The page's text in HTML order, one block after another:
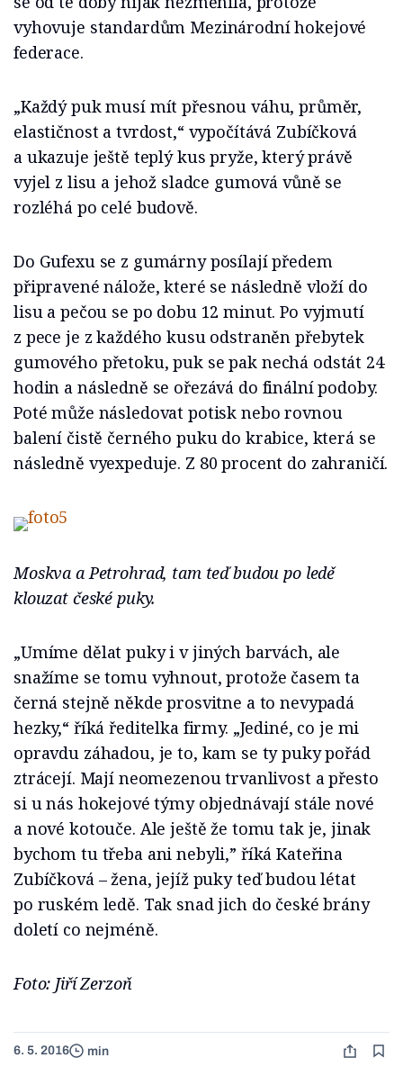
vyhovuje standardům Mezinárodní hokejové
federace.
„Každý puk musí mít přesnou váhu, průměr,
elastičnost a tvrdost,“ vypočítává Zubíčková
a ukazuje ještě teplý kus pryže, který právě
vyjel z lisu a jehož sladce gumová vůně se
rozléhá po celé budově.
Do Gufexu se z gumárny posílají předem
připravené nálože, které se následně vloží do
lisu a pečou se po dobu 12 minut. Po vyjmutí
z pece je z každého kusu odstraněn přebytek
gumového přetoku, puk se pak nechá odstát 24
hodin a následně se ořezává do finální podoby.
Poté může následovat potisk nebo rovnou
balení čistě černého puku do krabice, která se
následně vyexpeduje. Z 80 procent do zahraničí.
Moskva a Petrohrad, tam teď budou po ledě
klouzat české puky.
„Umíme dělat puky i v jiných barvách, ale
snažíme se tomu vyhnout, protože časem ta
černá stejně někde prosvitne a to nevypadá
hezky,“ říká ředitelka firmy. „Jediné, co je mi
opravdu záhadou, je to, kam se ty puky pořád
ztrácejí. Mají neomezenou trvanlivost a přesto
si u nás hokejové týmy objednávají stále nové
a nové kotouče. Ale ještě že tomu tak je, jinak
bychom tu třeba ani nebyli,” říká Kateřina
Zubíčková – žena, jejíž puky teď budou létat
po ruském ledě. Tak snad jich do české brány
doletí co nejméně.
Foto: Jiří Zerzoň
6. 5. 2016 min